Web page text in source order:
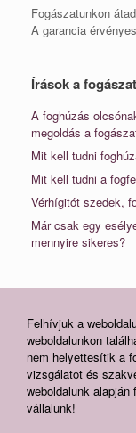
Fogászatunkon
A garancia
Írások a
A foghúzás
megoldás a
Mit kell tudni
Mit kell tudni a
Vérhígitót szedek,
Már csak egy
mennyire sikeres?
Felhívjuk a
weboldalunkon
nem helyettesítik a
vizsgálatot és
weboldalunk
vállalunk!